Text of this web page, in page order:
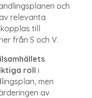
och
relevanta
till
från S och V.
roll i
men
av